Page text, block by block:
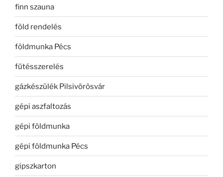
finn szauna
föld rendelés
földmunka Pécs
fűtésszerelés
gázkészülék Pilsivörösvár
gépi aszfaltozás
gépi földmunka
gépi földmunka Pécs
gipszkarton